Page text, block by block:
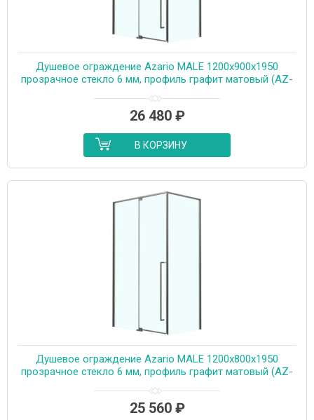
Душевое ограждение Azario MALE 1200х900х1950
прозрачное стекло 6 мм, профиль графит матовый (AZ-
26 480 ₽
В КОРЗИНУ
Душевое ограждение Azario MALE 1200х800х1950
прозрачное стекло 6 мм, профиль графит матовый (AZ-
25 560 ₽